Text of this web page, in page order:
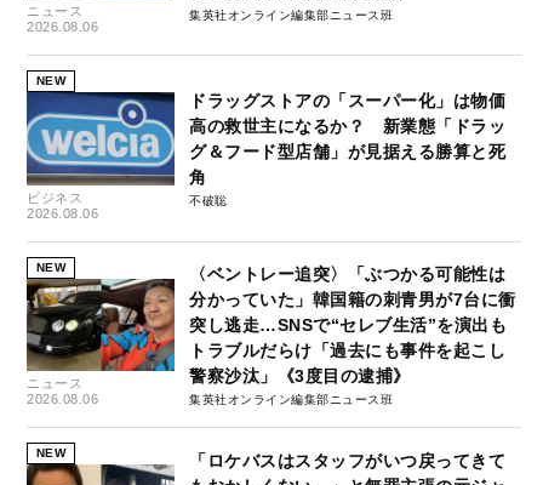
ニュース
2026.08.06
集英社オンライン編集部ニュース班
NEW
ビジネス
2026.08.06
ドラッグストアの「スーパー化」は物価
高の救世主になるか？ 新業態「ドラッ
グ＆フード型店舗」が見据える勝算と死
角
不破聡
NEW
ニュース
2026.08.06
〈ベントレー追突〉「ぶつかる可能性は
分かっていた」韓国籍の刺青男が7台に衝
突し逃走…SNSで“セレブ生活”を演出も
トラブルだらけ「過去にも事件を起こし
警察沙汰」《3度目の逮捕》
集英社オンライン編集部ニュース班
NEW
「ロケバスはスタッフがいつ戻ってきて